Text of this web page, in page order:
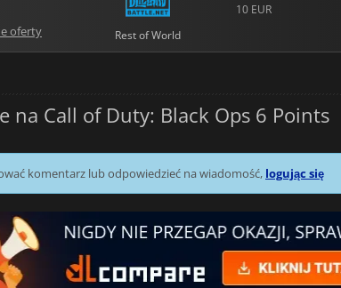
oferty Rest of World
10 EUR
na Call of Duty: Black Ops 6 Points
komentarz lub odpowiedzieć na wiadomość, logując się